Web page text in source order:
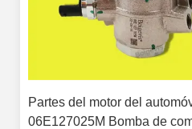
Partes del motor del
06E127025M Bomba de